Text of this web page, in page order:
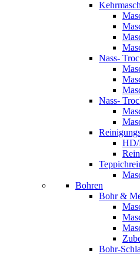
Nass-
Nass-
HD/
Bohren
Bohr &
Bohr-